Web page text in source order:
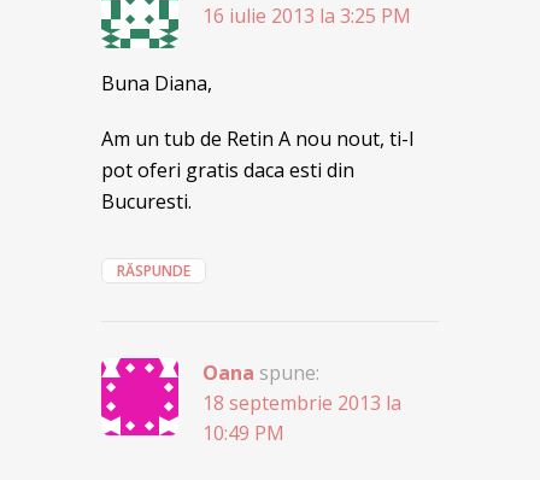
16 iulie 2013 la 3:25 PM
Buna Diana,
Am un tub de Retin A nou nout, ti-l
pot oferi gratis daca esti din
Bucuresti.
RĂSPUNDE
Oana spune:
18 septembrie 2013 la
10:49 PM